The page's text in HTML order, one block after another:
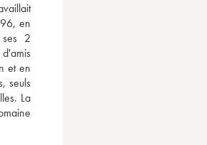
en
ses  2
et en
seuls
La